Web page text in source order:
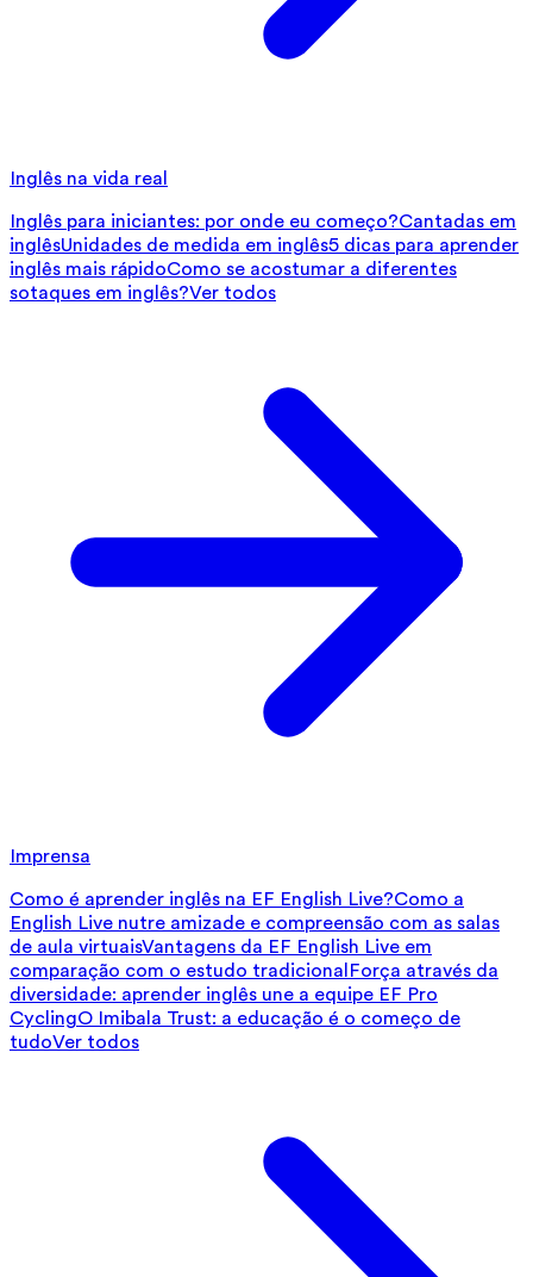
Inglês na vida real
Inglês para iniciantes: por onde eu começo?Cantadas em
inglêsUnidades de medida em inglês5 dicas para aprender
inglês mais rápidoComo se acostumar a diferentes
sotaques em inglês?Ver todos
Imprensa
Como é aprender inglês na EF English Live?Como a
English Live nutre amizade e compreensão com as salas
de aula virtuaisVantagens da EF English Live em
comparação com o estudo tradicional Força através da
diversidade: aprender inglês une a equipe EF Pro
CyclingO Imibala Trust: a educação é o começo de
tudoVer todos